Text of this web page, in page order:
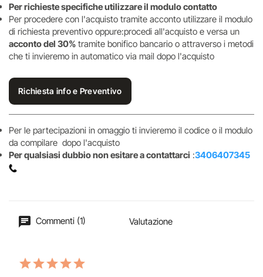
Per richieste specifiche utilizzare il modulo contatto
Per procedere con l'acquisto tramite acconto utilizzare il modulo
di richiesta preventivo oppure:procedi all'acquisto e versa un
acconto del 30% tramite bonifico bancario o attraverso i metodi
che ti invieremo in automatico via mail dopo l'acquisto
Richiesta info e Preventivo
Per le partecipazioni in omaggio ti invieremo il codice o il modulo
da compilare dopo l'acquisto
Per qualsiasi dubbio non esitare a contattarci :3406407345
Commenti (1) Valutazione